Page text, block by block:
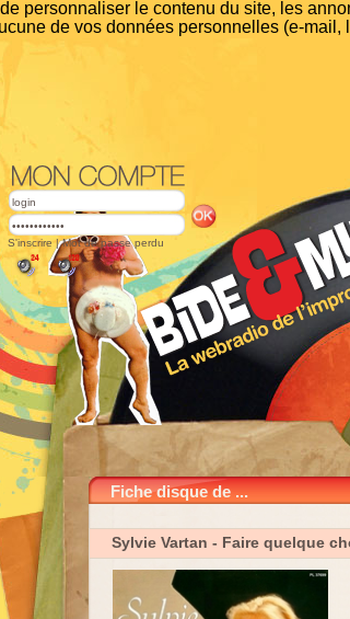
personnaliser le contenu du site, les
de vos données personnelles (e-mail,
S'inscrire |Mot de passe perdu
Fiche disque de ...
Sylvie Vartan - Faire quelque